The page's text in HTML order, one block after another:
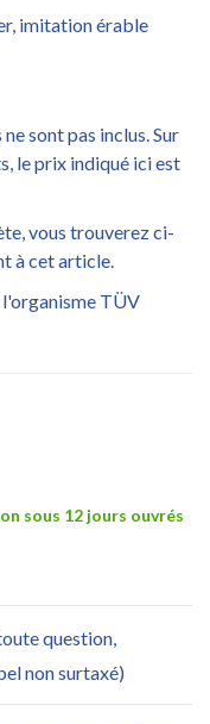
imitation érable
sont pas inclus. Sur
le prix indiqué ici est
vous trouverez ci-
à cet article.
l'organisme TÜV
sous 12 jours ouvrés
question,
non surtaxé)